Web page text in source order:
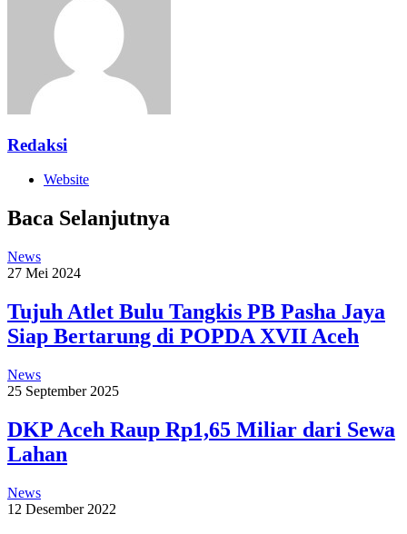
Redaksi
Website
Baca Selanjutnya
News
27 Mei 2024
Tujuh Atlet Bulu Tangkis PB Pasha Jaya
Siap Bertarung di POPDA XVII Aceh
News
25 September 2025
DKP Aceh Raup Rp1,65 Miliar dari Sewa
Lahan
News
12 Desember 2022